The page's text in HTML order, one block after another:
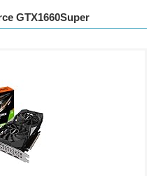
GTX1660Super